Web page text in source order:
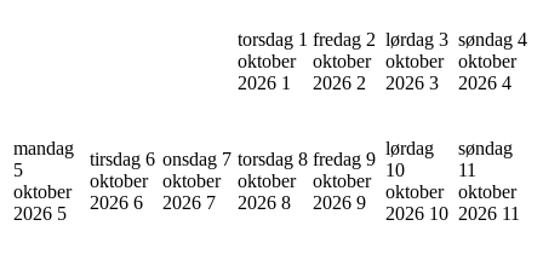
torsdag 1
oktober
2026 1
fredag 2
oktober
2026 2
lørdag 3
oktober
2026 3
søndag 4
oktober
2026 4
mandag
5
oktober
2026 5
tirsdag 6
oktober
2026 6
onsdag 7
oktober
2026 7
torsdag 8
oktober
2026 8
fredag 9
oktober
2026 9
lørdag
10
oktober
2026 10
søndag
11
oktober
2026 11